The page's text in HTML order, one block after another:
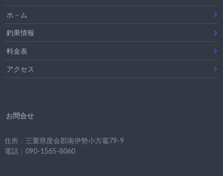
ホ－ム
釣果情報
料金表
アクセス
お問合せ
住所：三重県度会郡南伊勢小方竈79-9
電話：090-1565-8060